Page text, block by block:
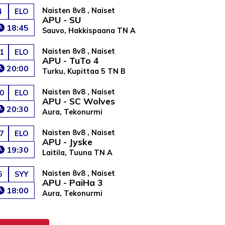
ELO
18:45
Naisten 8v8 , Naiset
APU - SU
Sauvo, Hakkispaana TN A
ELO
20:00
Naisten 8v8 , Naiset
APU - TuTo 4
Turku, Kupittaa 5 TN B
ELO
20:30
Naisten 8v8 , Naiset
APU - SC Wolves
Aura, Tekonurmi
ELO
19:30
Naisten 8v8 , Naiset
APU - Jyske
Laitila, Tuuna TN A
SYY
18:00
Naisten 8v8 , Naiset
APU - PaiHa 3
Aura, Tekonurmi